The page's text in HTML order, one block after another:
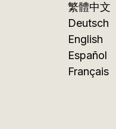
繁體中文
Deutsch
English
Español
Français